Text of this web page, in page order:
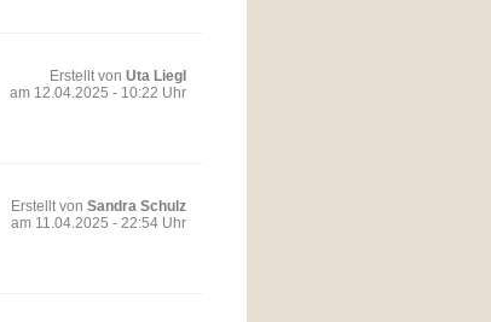
Erstellt von Uta Liegl
am 12.04.2025 - 10:22 Uhr
Erstellt von Sandra Schulz
am 11.04.2025 - 22:54 Uhr